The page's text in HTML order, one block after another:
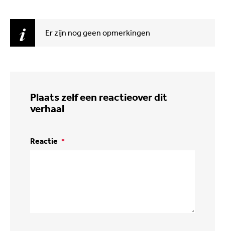
Er zijn nog geen opmerkingen
Plaats zelf een reactieover dit
verhaal
Reactie *